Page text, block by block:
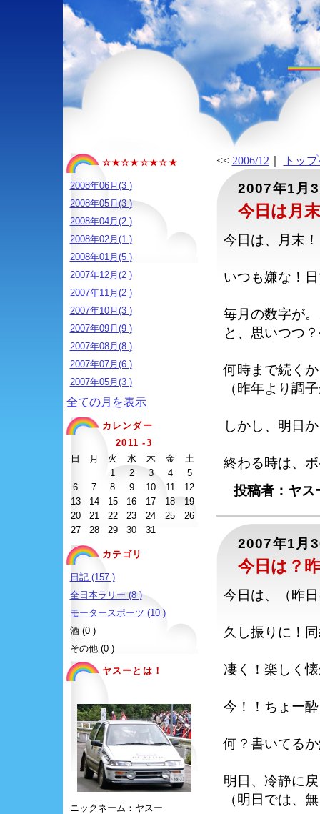
☆★☆★☆★☆★
2008年06月(3 )
2008年05月(3 )
2008年04月(2 )
2008年02月(1 )
2008年01月(5 )
2007年12月(2 )
2007年11月(2 )
2007年10月(3 )
2007年09月(9 )
2007年08月(8 )
2007年07月(6 )
2007年05月(3 )
全ての月を表示
カレンダー
2011 -3
日
月 火 水 木 金
土
1
2 3 4
5
6
7 8 9 10 11
12
13
14 15 16 17 18
19
20
21 22 23 24 25
26
27
28 29 30 31
カテゴリ
日記 (157 )
全日本ラリー (8 )
モータースポーツ (10 )
酒 (0 )
その他 (0 )
ヤスーとは！
ニックネーム：ヤスー
<< 2006/12 トッ
2007年1月
今日は月
今日は、月末
いつも嫌な！
毎月の数字が
と、思いつつ
何時まで続く
（昨年より調
しかし、明日
終わる時は、
投稿者：ヤ
2007年1月
今日は？
今日は、（昨
久し振りに！
凄く！楽しく
今！！ちょー
何？書いてる
明日、冷静に
（明日では、